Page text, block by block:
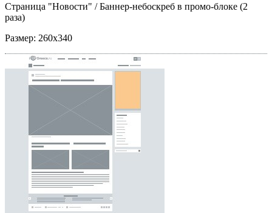
Страница "Новости" / Баннер-небоскреб в промо-блоке (2
раза)
Размер: 260x340